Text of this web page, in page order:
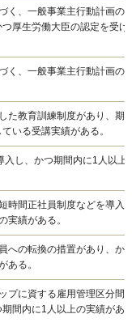
く、一般事業主行動計画の
厚生労働大臣の認定を受け
く、一般事業主行動計画の
た教育訓練制度があり、期
いる受講実績がある。
し、かつ期間内に1人以上
時間正社員制度などを導入
実績がある。
への転換の措置があり、か
ある。
プに資する雇用管理区分間
間内に1人以上の実績があ